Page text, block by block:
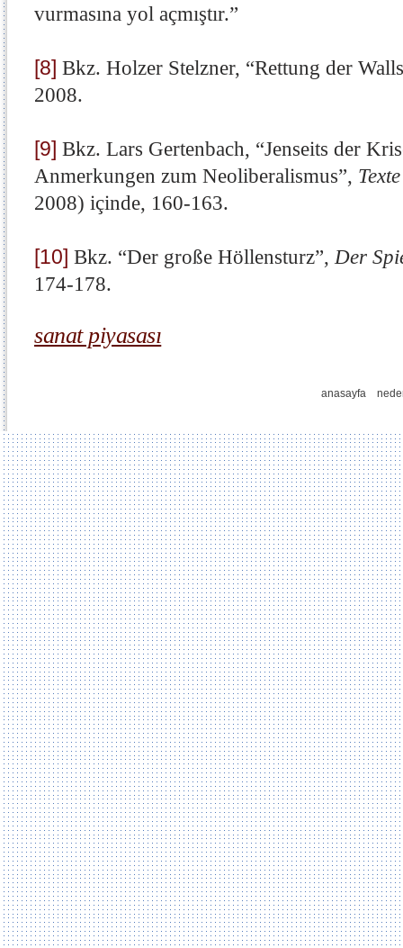
vurmasına yol açmıştır.”
[8] Bkz. Holzer Stelzner, “Rettung der
2008.
[9] Bkz. Lars Gertenbach, “Jenseits der
Anmerkungen zum Neoliberalismus”,
2008) içinde, 160-163.
[10] Bkz. “Der große Höllensturz”,Der
174-178.
sanat piyasası
anasayfa